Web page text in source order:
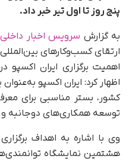
پنج روز تا اول تیر خبر داد.
به گزارش سرویس اخبار داخلی
ارتقای کسب‌وکارهای
اهمیت برگزاری ایران
اظهار کرد: ایران اکسپو
کشور، بستر مناسبی برای
توسعه همکاری‌های دوجانبه و
هشتمین نمایشگاه